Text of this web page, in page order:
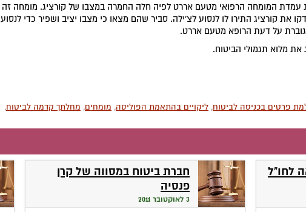
עמדת המומחה הרפואי מטעם אררט לפיה חלה החמרה במצבו של קורציג. מומחה זה
את קורציג התירו לו לנסוע לצ'ילה. סביר שהם מצאו כי מצבו יציב ושפיר כדי לנסוע
על דעת הרופא מטעם אררט.
מלוא תגמולי הביטוח.
פרטים בכניסה לביטוח, ליקויים בהתאמת הפוליסה, מומחים, מחלתך קדמה לביטוח,
לחו"ל
חברת ביטוח במסווה של קרן
פנסיה
3 לאוקטובר 2011